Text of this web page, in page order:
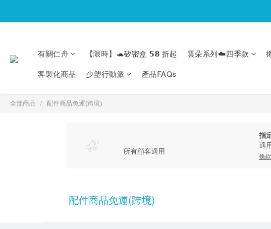
有關仁舟 【限時】🐢矽密盒 𝟱𝟴 折起 雲朵系列☁️四季款
客製化商品
少塑行動派 產品FAQs
全部商品 配件商品免運(跨境)
所有顧客適用
指
適
條
配件商品免運(跨境)